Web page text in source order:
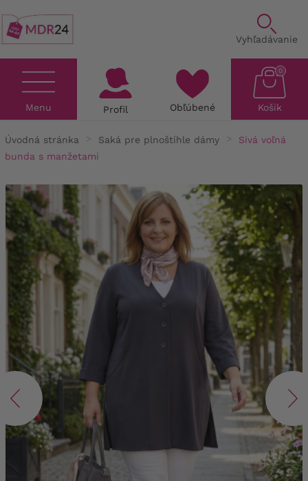
Vyhľadávanie
Menu Profil Obľúbené Košík
0
Úvodná stránka Saká pre plnoštíhle dámy
Sivá voľná
bunda s manžetami